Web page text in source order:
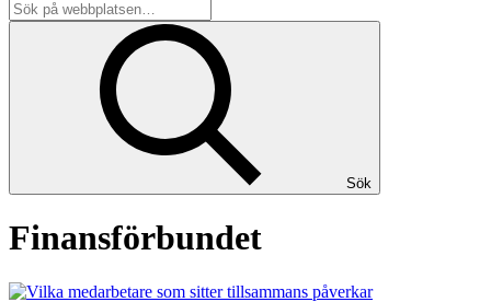
Sök
Finansförbundet